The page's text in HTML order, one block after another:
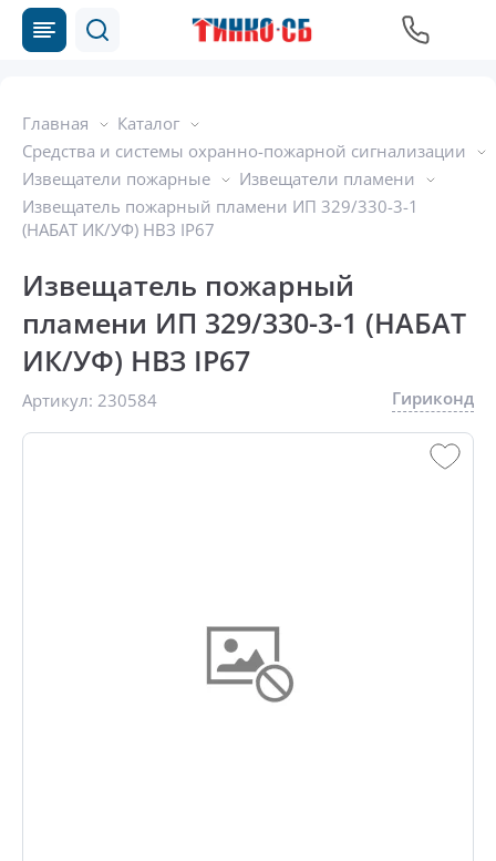
Главная
Каталог
Средства и системы охранно-пожарной сигнализации
Извещатели пожарные
Извещатели пламени
Извещатель пожарный пламени ИП 329/330-3-1
(НАБАТ ИК/УФ) НВЗ IP67
Извещатель пожарный
пламени ИП 329/330-3-1 (НАБАТ
ИК/УФ) НВЗ IP67
Артикул: 230584 Гириконд